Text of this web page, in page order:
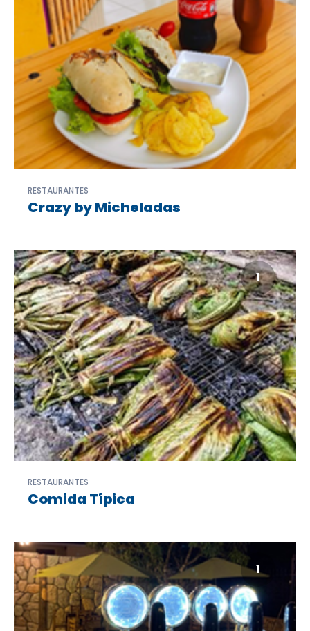
RESTAURANTES
Crazy by Micheladas
1
RESTAURANTES
Comida Típica
1